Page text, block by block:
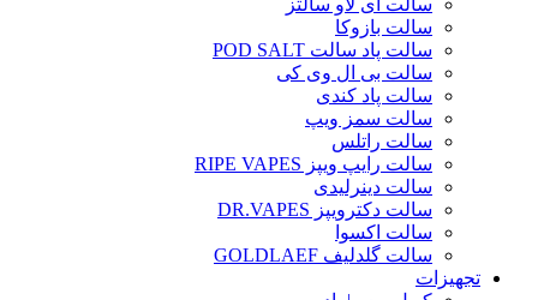
سالت ای لاو سالتز
سالت بازوکا
سالت پاد سالت POD SALT
سالت بی ال وی کی
سالت پاد کندی
سالت سمز ویپ
سالت راتلس
سالت رایپ ویپز RIPE VAPES
سالت دینرلیدی
سالت دکترویپز DR.VAPES
سالت اکسوا
سالت گلدلیف GOLDLAEF
تجهیزات